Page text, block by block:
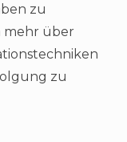
zu
mehr über
zu